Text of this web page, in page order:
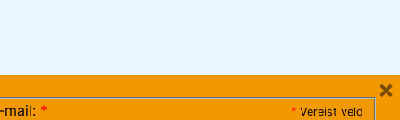
* Vereist veld
mail: *
×